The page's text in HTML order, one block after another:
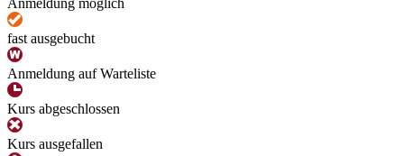
Anmeldung möglich
fast ausgebucht
Anmeldung auf Warteliste
Kurs abgeschlossen
Kurs ausgefallen